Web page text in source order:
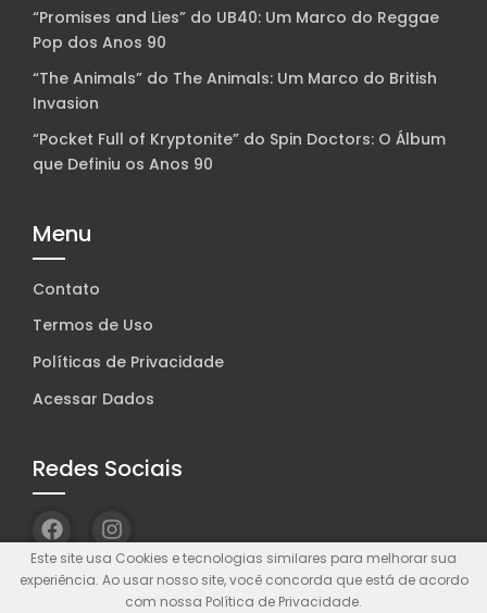
“Promises and Lies” do UB40: Um Marco do Reggae
Pop dos Anos 90
“The Animals” do The Animals: Um Marco do British
Invasion
“Pocket Full of Kryptonite” do Spin Doctors: O Álbum
que Definiu os Anos 90
Menu
Contato
Termos de Uso
Políticas de Privacidade
Acessar Dados
Redes Sociais
Este site usa Cookies e tecnologias similares para melhorar sua
experiência. Ao usar nosso site, você concorda que está de acordo
com nossa Política de Privacidade.